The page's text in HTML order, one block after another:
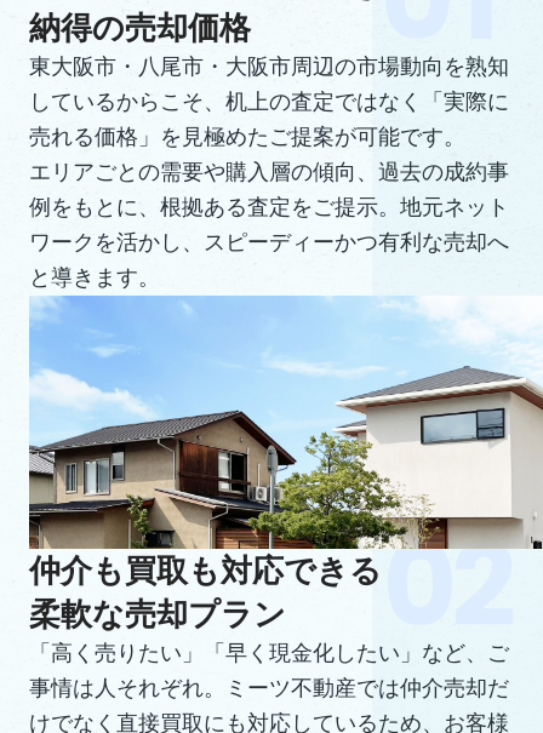
納得の売却価格
東大阪市・八尾市・大阪市周辺の市場動向を熟知
しているからこそ、机上の査定ではなく「実際に
売れる価格」を見極めたご提案が可能です。
エリアごとの需要や購入層の傾向、過去の成約事
例をもとに、根拠ある査定をご提示。地元ネット
ワークを活かし、スピーディーかつ有利な売却へ
と導きます。
仲介も買取も対応できる
柔軟な売却プラン
「高く売りたい」「早く現金化したい」など、ご
事情は人それぞれ。ミーツ不動産では仲介売却だ
けでなく直接買取にも対応しているため、お客様